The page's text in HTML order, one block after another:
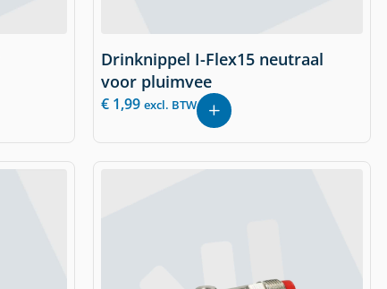
Drinknippel I-Flex15 neutraal
voor pluimvee
€ 1,99 excl. BTW